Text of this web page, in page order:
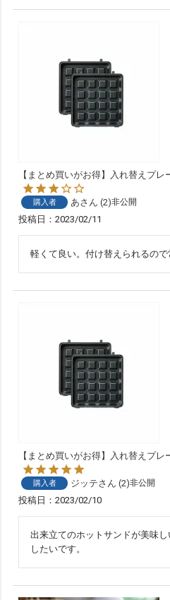
【まとめ買いがお得】入れ替えプレ
購入者 あ 2 非公開
投稿日 2023/02/11
軽くて良い。付け替えられるので
【まとめ買いがお得】入れ替えプレ
購入者 ジッテ 2 非公開
投稿日 2023/02/10
出来立てのホットサンドが美味
したいです。